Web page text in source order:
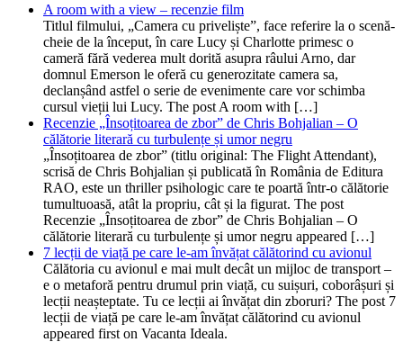
A room with a view – recenzie film
Titlul filmului, „Camera cu priveliște”, face referire la o scenă-
cheie de la început, în care Lucy și Charlotte primesc o
cameră fără vederea mult dorită asupra râului Arno, dar
domnul Emerson le oferă cu generozitate camera sa,
declanșând astfel o serie de evenimente care vor schimba
cursul vieții lui Lucy. The post A room with […]
Recenzie „Însoțitoarea de zbor” de Chris Bohjalian – O
călătorie literară cu turbulențe și umor negru
„Însoțitoarea de zbor” (titlu original: The Flight Attendant),
scrisă de Chris Bohjalian și publicată în România de Editura
RAO, este un thriller psihologic care te poartă într-o călătorie
tumultuoasă, atât la propriu, cât și la figurat. The post
Recenzie „Însoțitoarea de zbor” de Chris Bohjalian – O
călătorie literară cu turbulențe și umor negru appeared […]
7 lecții de viață pe care le-am învățat călătorind cu avionul
Călătoria cu avionul e mai mult decât un mijloc de transport –
e o metaforă pentru drumul prin viață, cu suișuri, coborâșuri și
lecții neașteptate. Tu ce lecții ai învățat din zboruri? The post 7
lecții de viață pe care le-am învățat călătorind cu avionul
appeared first on Vacanta Ideala.